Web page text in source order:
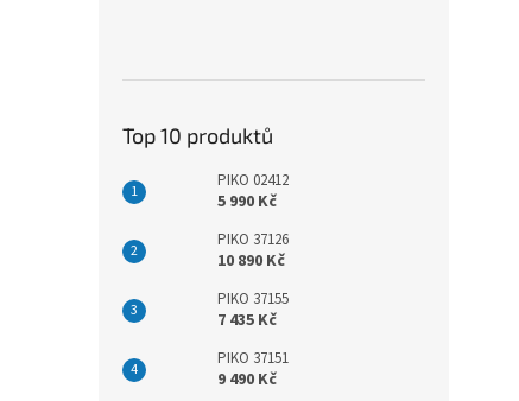
Top 10 produktů
PIKO 02412
5 990 Kč
PIKO 37126
10 890 Kč
PIKO 37155
7 435 Kč
PIKO 37151
9 490 Kč